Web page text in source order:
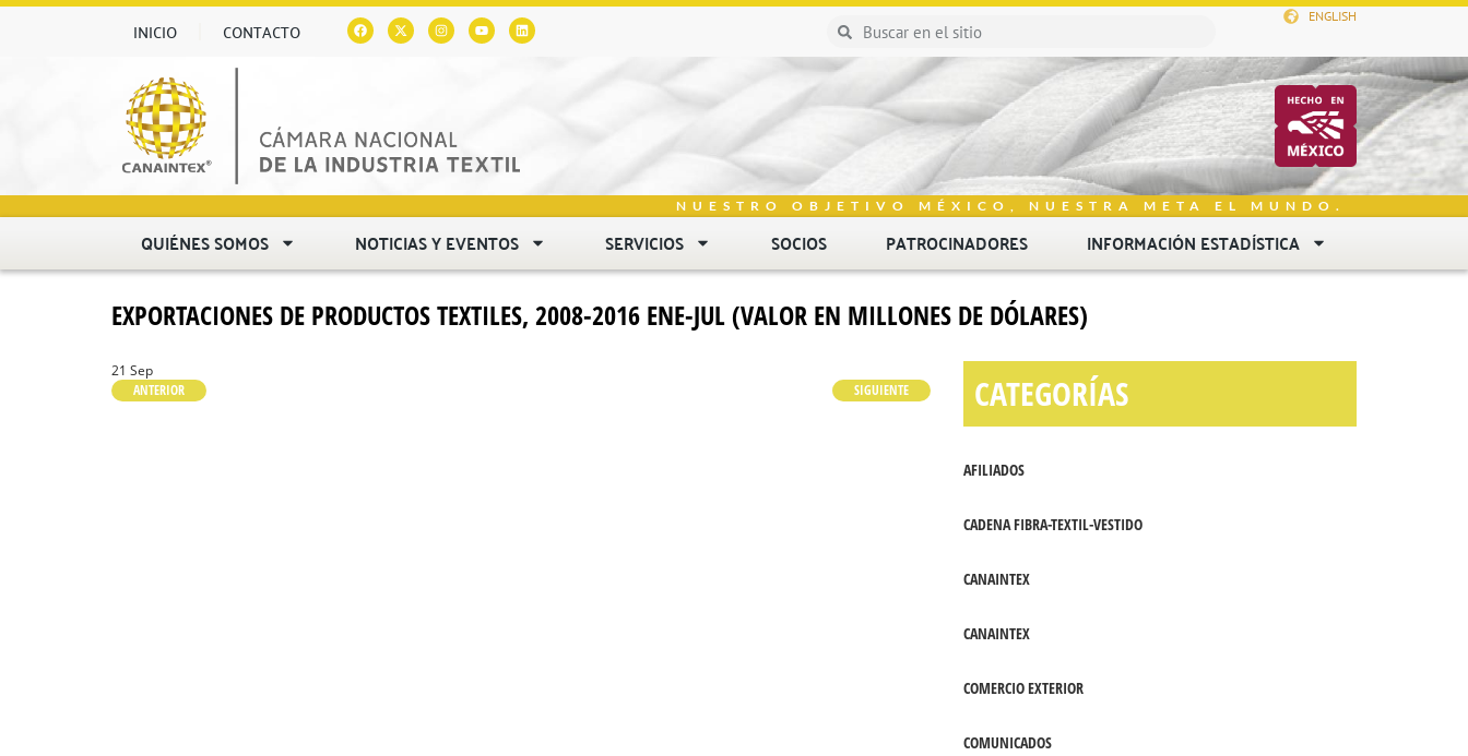
INICIO CONTACTO
ENGLISH
NUESTRO OBJETIVO MÉXICO, NUESTRA META EL MUNDO.
QUIÉNES SOMOS NOTICIAS Y EVENTOS SERVICIOS SOCIOS PATROCINADORES INFORMACIÓN ESTADÍSTICA
EXPORTACIONES DE PRODUCTOS TEXTILES, 2008-2016 ENE-JUL (VALOR EN MILLONES DE DÓLARES)
21 Sep
ANTERIOR
SIGUIENTE CATEGORÍAS
AFILIADOS
CADENA FIBRA-TEXTIL-VESTIDO
CANAINTEX
CANAINTEX
COMERCIO EXTERIOR
COMUNICADOS